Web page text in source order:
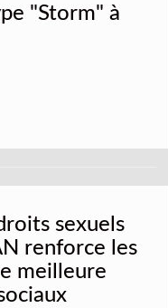
"Storm" à
sexuels
renforce les
meilleure